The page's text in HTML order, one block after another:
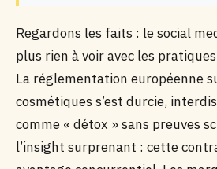
Regardons les faits : le social
plus rien à voir avec les
La réglementation européenne
cosmétiques s’est durcie,
comme « détox » sans preuves
l’insight surprenant : cette